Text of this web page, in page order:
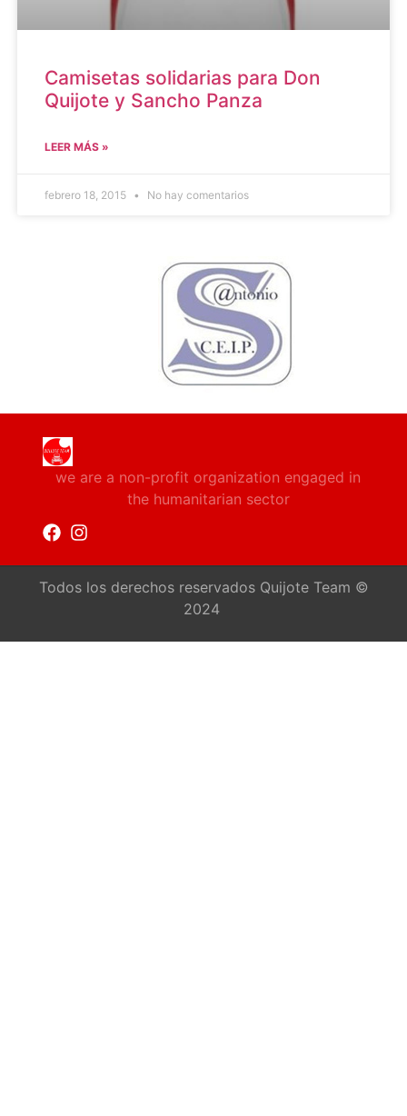
Camisetas solidarias para Don
Quijote y Sancho Panza
LEER MÁS »
febrero 18, 2015 No hay comentarios
we are a non-profit organization engaged in
the humanitarian sector
Todos los derechos reservados Quijote Team ©
2024